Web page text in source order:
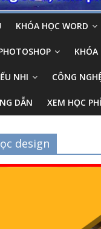
KHÓA HỌC WORD
KHÓA
NHI CÔNG
DẪN XEM HỌC
design